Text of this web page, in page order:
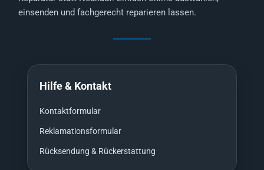
einsenden und fachgerecht reparieren lassen.
Hilfe & Kontakt
Kontaktformular
Reklamationsformular
Rücksendung & Rückerstattung